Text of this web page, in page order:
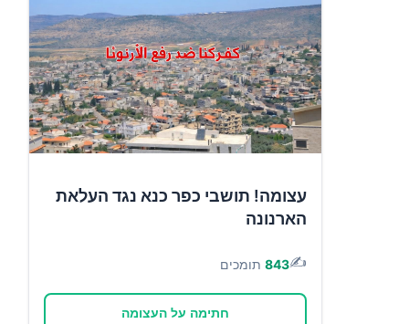
עצומה! תושבי כפר כנא נגד העלאת
הארנונה
✍️
843 תומכים
חתימה על העצומה